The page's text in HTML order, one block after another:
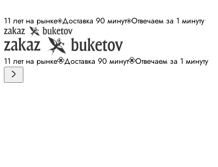
11 лет на рынке Доставка 90 минут Отвечаем за 1 минуту
11 лет на рынке Доставка 90 минут Отвечаем за 1 минуту